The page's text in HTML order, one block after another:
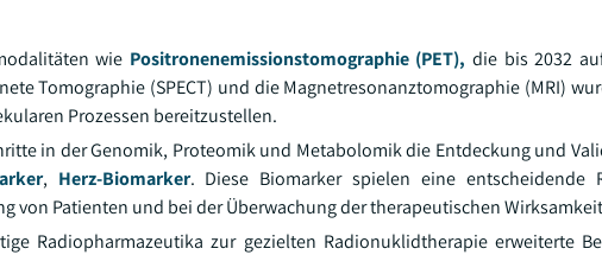
wie Positronenemissionstomographie (PET), die bis 2032
Tomographie (SPECT) und die Magnetresonanztomographie (MRI)
Prozessen bereitzustellen.
in der Genomik, Proteomik und Metabolomik die Entdeckung und
, Herz-Biomarker. Diese Biomarker spielen eine entscheidende
von Patienten und bei der Überwachung der therapeutischen
Radiopharmazeutika zur gezielten Radionuklidtherapie erweiterte